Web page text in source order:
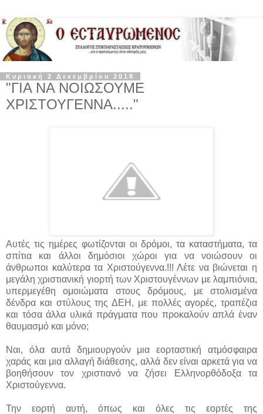
Κυριακή 2 Δεκεμβρίου 2018
"ΓΙΑ ΝΑ ΝΟΙΩΣΟΥΜΕ
ΧΡΙΣΤΟΥΓΕΝΝΑ....."
Αυτές τις ημέρες φωτίζονται οι δρόμοι, τα καταστήματα, τα
σπίτια και άλλοι δημόσιοι χώροι για να νοιώσουν οι
άνθρωποι καλύτερα τα Χριστούγεννα.!!! Λέτε να βιώνεται η
μεγάλη χριστιανική γιορτή των Χριστουγέννων με λαμπιόνια,
υπερμεγέθη ομοιώματα στους δρόμους, με στολισμένα
δένδρα και στύλους της ΔΕΗ, με πολλές αγορές, τραπέζια
και τόσα άλλα υλικά πράγματα που προκαλούν απλά έναν
θαυμασμό και μόνο;
Ναι, όλα αυτά δημιουργούν μια εορταστική ατμόσφαιρα
χαράς και μια αλλαγή διάθεσης, αλλά δεν είναι αρκετά για να
βοηθήσουν τον χριστιανό να ζήσει Ελληνορθόδοξα τα
Χριστούγεννα.
Την εορτή αυτή, όπως και όλες τις εορτές της